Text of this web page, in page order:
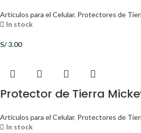
Artículos para el Celular, Protectores de
In stock
S/3.00
Protector de Tierra
Artículos para el Celular, Protectores de
In stock